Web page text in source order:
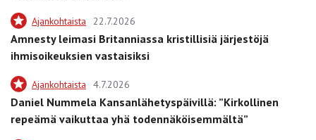
Ajankohtaista 22.7.2026
Amnesty leimasi Britanniassa kristillisiä järjestöjä
ihmisoikeuksien vastaisiksi
Ajankohtaista 4.7.2026
Daniel Nummela Kansanlähetyspäivillä: ”Kirkollinen
repeämä vaikuttaa yhä todennäköisemmältä”